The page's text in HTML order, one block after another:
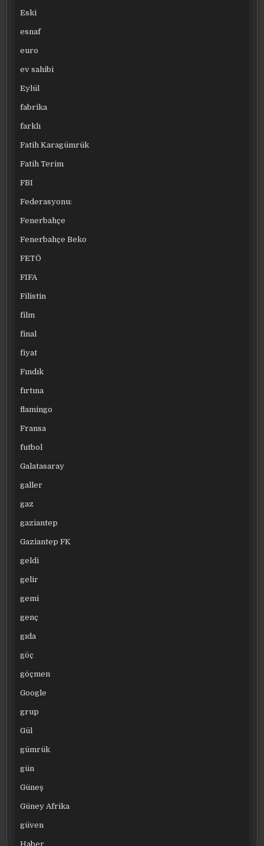
Eski
esnaf
euro
ev sahibi
Eylül
fabrika
farklı
Fatih Karagümrük
Fatih Terim
FBI
Federasyonu:
Fenerbahçe
Fenerbahçe Beko
FETÖ
FIFA
Filistin
film
final
fiyat
Fındık
fırtına
flamingo
Fransa
futbol
Galatasaray
galler
gaz
gaziantep
Gaziantep FK
geldi
gelir
gemi
genç
gıda
göç
göçmen
Google
grup
Gül
gümrük
gün
Güneş
Güney Afrika
güven
Haber